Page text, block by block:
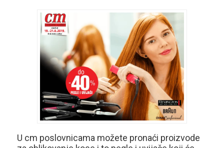
U cm poslovnicama možete pronaći proizvode